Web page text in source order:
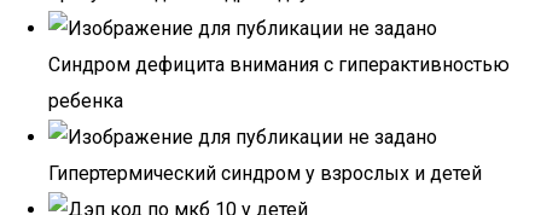
Синдром дефицита внимания с гиперактивностью
ребенка
Гипертермический синдром у взрослых и детей